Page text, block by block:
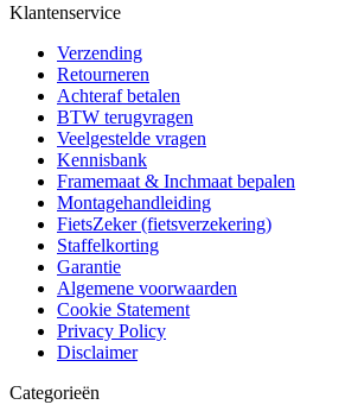
Klantenservice
Verzending
Retourneren
Achteraf betalen
BTW terugvragen
Veelgestelde vragen
Kennisbank
Framemaat & Inchmaat bepalen
Montagehandleiding
FietsZeker (fietsverzekering)
Staffelkorting
Garantie
Algemene voorwaarden
Cookie Statement
Privacy Policy
Disclaimer
Categorieën